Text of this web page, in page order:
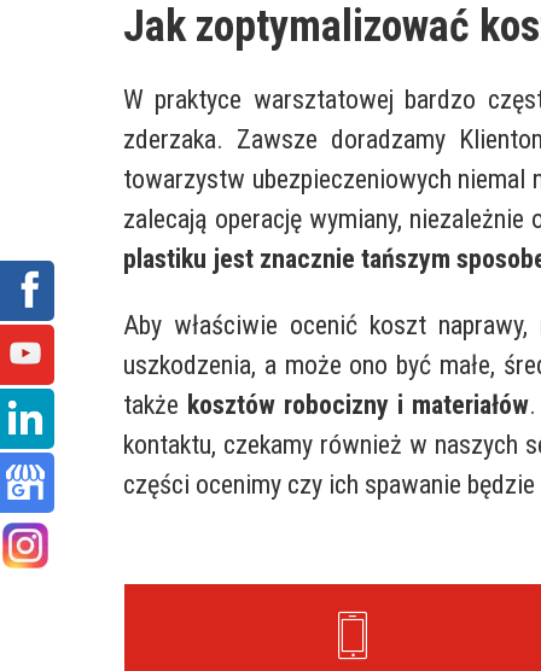
Jak zoptymalizować
W praktyce warsztatowej bardzo
zderzaka. Zawsze doradzamy
towarzystw ubezpieczeniowych niemal
zalecają operację wymiany,
plastiku jest znacznie tańszym
Aby właściwie ocenić koszt
uszkodzenia, a może ono być małe,
także kosztów robocizny i materiałów.
kontaktu, czekamy również w naszych
części ocenimy czy ich spawanie